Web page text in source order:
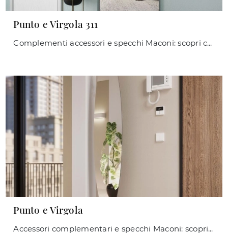
Punto e Virgola 311
Complementi accessori e specchi Maconi: scopri come arricchire i tuoi locali moderni con il modello Punto e Virgola 311.
Punto e Virgola
Accessori complementari e specchi Maconi: scopri come valorizzare i tuoi spazi moderni con il modello Punto e Virgola.